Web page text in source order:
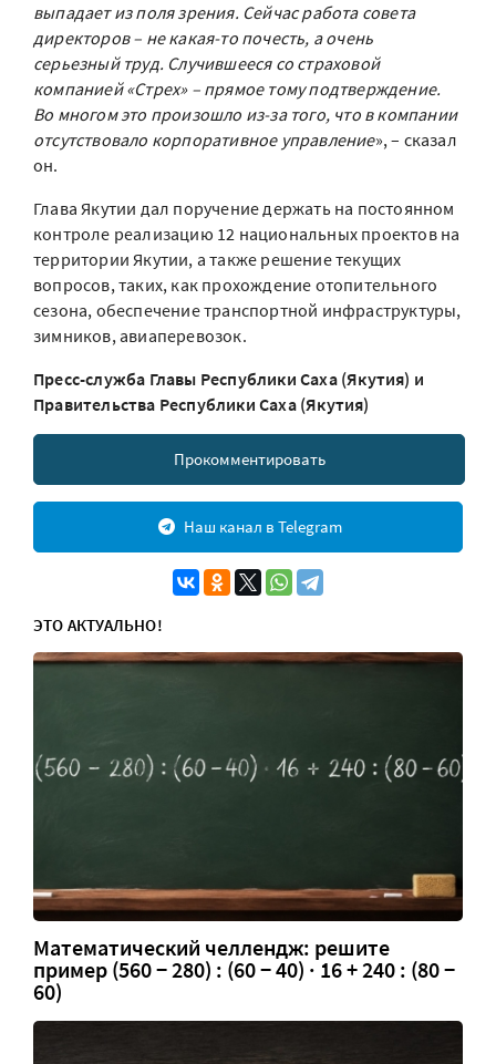
выпадает из поля зрения. Сейчас работа совета
директоров – не какая-то почесть, а очень
серьезный труд. Случившееся со страховой
компанией «Стрех» – прямое тому подтверждение.
Во многом это произошло из-за того, что в компании
отсутствовало корпоративное управление», – сказал
он.
Глава Якутии дал поручение держать на постоянном
контроле реализацию 12 национальных проектов на
территории Якутии, а также решение текущих
вопросов, таких, как прохождение отопительного
сезона, обеспечение транспортной инфраструктуры,
зимников, авиаперевозок.
Пресс-служба Главы Республики Саха (Якутия) и
Правительства Республики Саха (Якутия)
Прокомментировать
Наш канал в Telegram
ЭТО АКТУАЛЬНО!
Математический челлендж: решите
пример (560 − 280) : (60 − 40) · 16 + 240 : (80 −
60)